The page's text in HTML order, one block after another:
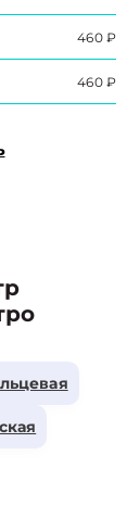
460 ₽
460 ₽